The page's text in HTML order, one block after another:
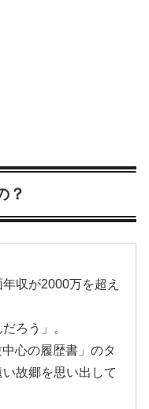
？
収が2000万を超え
ろう」。
心の履歴書」のタ
故郷を思い出して